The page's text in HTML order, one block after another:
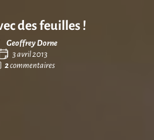
des feuilles !
Geoffrey Dorne
3 avril 2013
2commentaires